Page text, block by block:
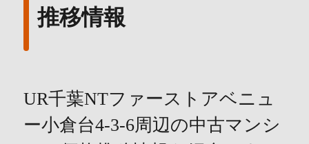
推移情報
UR千葉NTファーストアベニュ
ー小倉台4-3-6周辺の中古マンシ